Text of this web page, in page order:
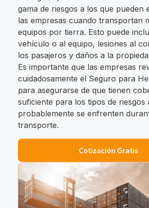
gama de riesgos a los que pueden
las empresas cuando transportan
equipos por tierra. Esto puede
vehículo o al equipo, lesiones al
los pasajeros y daños a la
Es importante que las empresas
cuidadosamente el Seguro para
para asegurarse de que tienen
suficiente para los tipos de riesgos
probablemente se enfrenten
transporte.
Cotización Gratis